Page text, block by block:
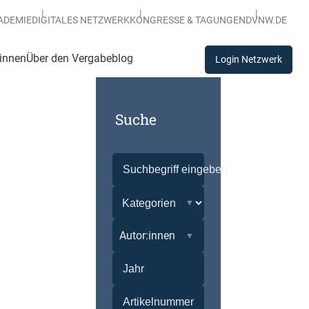
DIGITALES NETZWERKKONGRESSE & TAGUNGENDVNW.DE
Über den Vergabeblog Login Netzwerk
Suche
Autor:innen